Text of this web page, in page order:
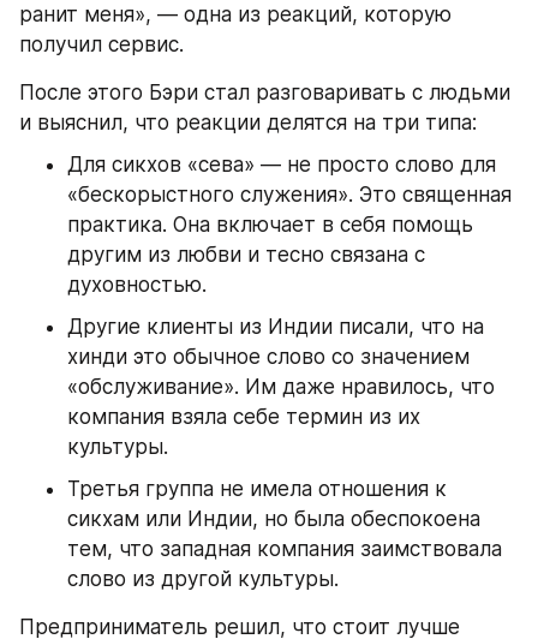
ранит меня», — одна из реакций, которую
получил сервис.
После этого Бэри стал разговаривать с людьми
и выяснил, что реакции делятся на три типа:
Для сикхов «сева» — не просто слово для
«бескорыстного служения». Это священная
практика. Она включает в себя помощь
другим из любви и тесно связана с
духовностью.
Другие клиенты из Индии писали, что на
хинди это обычное слово со значением
«обслуживание». Им даже нравилось, что
компания взяла себе термин из их
культуры.
Третья группа не имела отношения к
сикхам или Индии, но была обеспокоена
тем, что западная компания заимствовала
слово из другой культуры.
Предприниматель решил, что стоит лучше